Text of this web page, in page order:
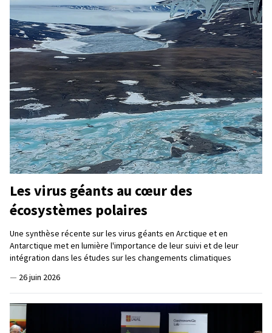
Les virus géants au cœur des
écosystèmes polaires
Une synthèse récente sur les virus géants en Arctique et en
Antarctique met en lumière l'importance de leur suivi et de leur
intégration dans les études sur les changements climatiques
— 26 juin 2026